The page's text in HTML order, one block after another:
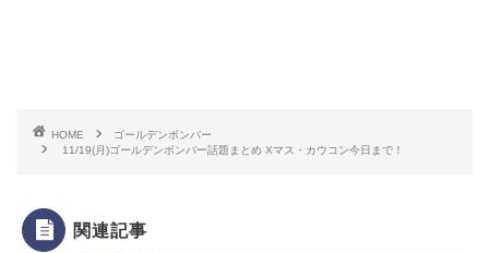
HOME
ゴールデンボンバー
11/19(月)ゴールデンボンバー話題まとめ Xマス・カウコン今日まで！
関連記事